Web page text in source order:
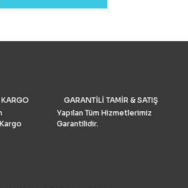
grubu Drone Industry
tarafından FAA drone
numaralarının analizine
GARANTİLİ TAMİR & SATIŞ
Yapılan Tüm Hizmetlerimiz
Garantilidir.